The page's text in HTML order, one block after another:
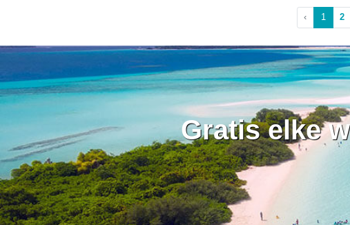
‹ 1 2
Gratis elke